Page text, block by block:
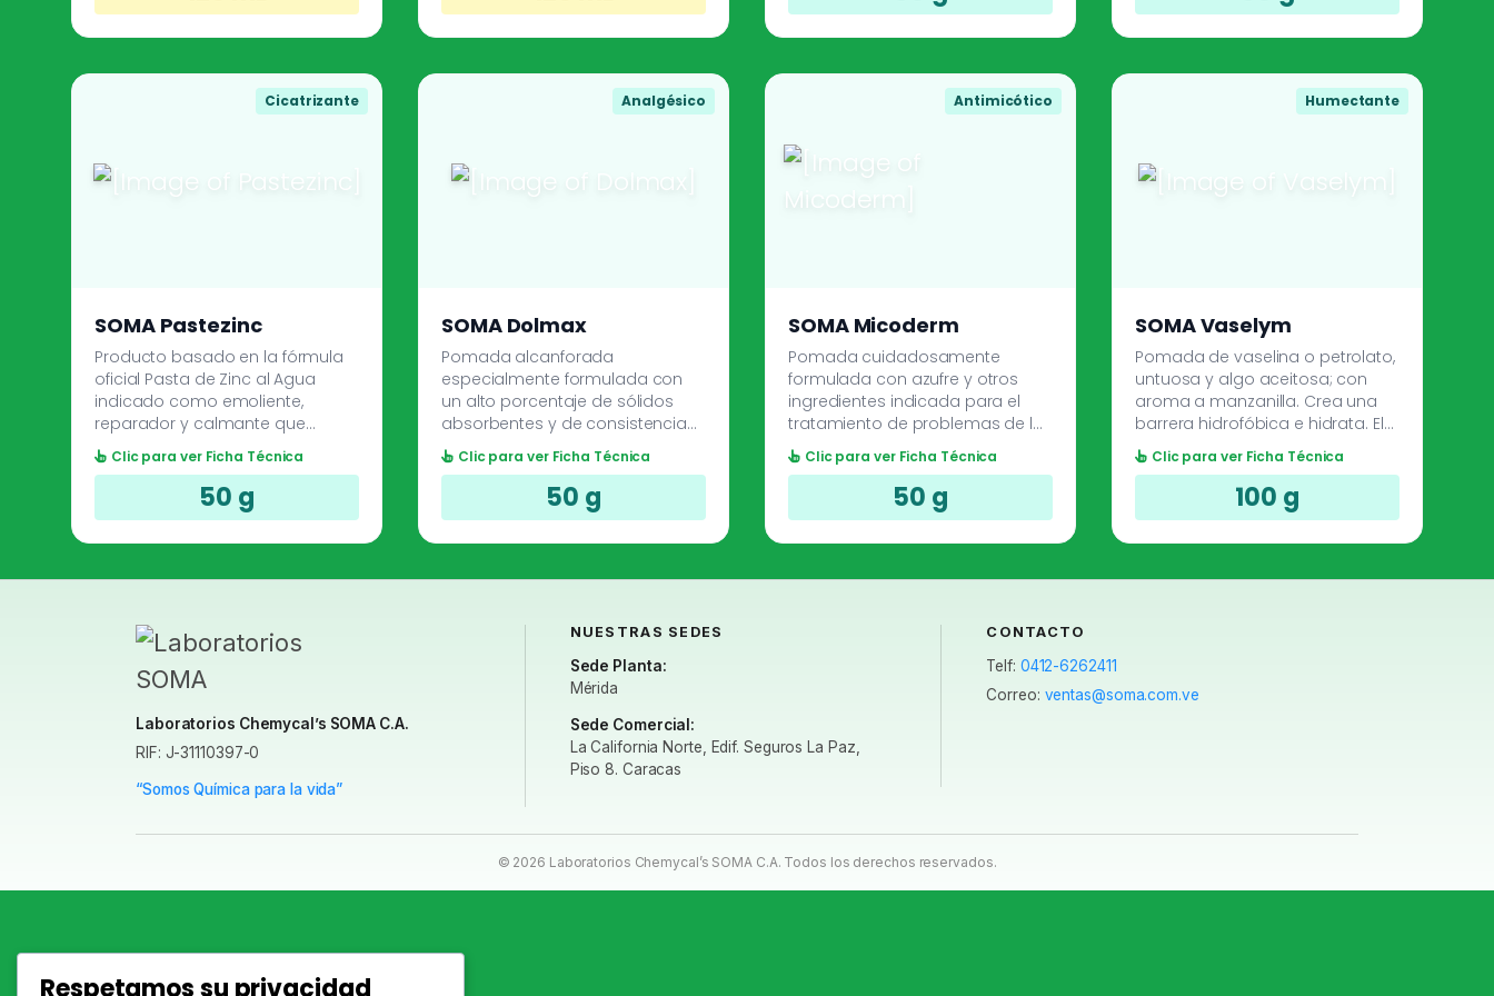
viscosidad de las secreciones.
sueño.
antihemorrágicas, venotónicas y
Cicatrizante
SOMA Pastezinc
Producto basado en la fórmula
oficial Pasta de Zinc al Agua
indicado como emoliente,
reparador y calmante que
previene y mejora el sistema
inmune de la piel, potenciando
su proceso de sanación, idónea
para bebés.
Clic para ver Ficha Técnica
50 g
Analgésico
SOMA Dolmax
Pomada alcanforada
especialmente formulada con
un alto porcentaje de sólidos
absorbentes y de consistencia
suave para proporcionar una
acción emoliente, lubricante y
Clic para ver Ficha Técnica
50 g
Antimicótico
SOMA Micoderm
Pomada cuidadosamente
formulada con azufre y otros
ingredientes indicada para el
tratamiento de problemas de la
piel, tales como la psoriasis,
eczemas, dermatosis e
infecciones causadas por
hongos.
Clic para ver Ficha Técnica
50 g
Humectante
SOMA Vaselym
Pomada de vaselina o petrolato,
untuosa y algo aceitosa; con
aroma a manzanilla. Crea una
barrera hidrofóbica e hidrata. El
aceite esencial de manzanilla
aporta propiedades
antiinflamatorias y antisépticas.
Clic para ver Ficha Técnica
100 g
Laboratorios Chemycal’s SOMA C.A.
RIF: J-31110397-0
“Somos Química para la vida”
NUESTRAS SEDES
Sede Planta:
Mérida
Sede Comercial:
La California Norte, Edif. Seguros La Paz,
Piso 8. Caracas
CONTACTO
Telf: 0412-6262411
Correo: ventas@soma.com.ve
© 2026 Laboratorios Chemycal’s SOMA C.A. Todos los derechos reservados.
Autor:Somaentu
Respetamos su privacidad